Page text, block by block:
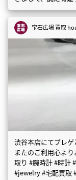
宝石広場 買取
渋谷本店にてブレゲ
またのご利用心よ
取り #腕時計 #時計
#jewelry #宅配買取